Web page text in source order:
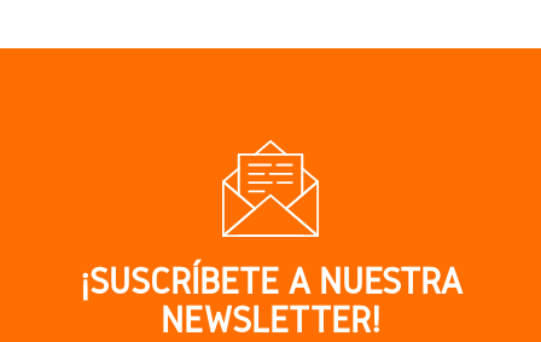
¡SUSCRÍBETE A NUESTRA
NEWSLETTER!